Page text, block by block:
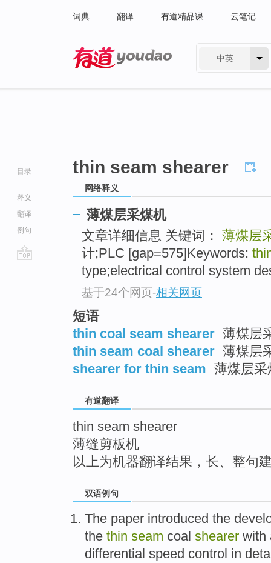
词典 翻译 有道精品课 云笔记
中英
目录
释义
翻译
例句
thin seam shearer
网络释义
薄煤层采煤机
文章详细信息 关键词： 薄煤层
计;PLC [gap=575]Keywords:
type;electrical control system
基于24个网页-相关网页
短语
thin coal seam shearer 薄煤层
thin seam coal shearer 薄煤层
shearer for thin seam 薄煤层采
有道翻译
thin seam shearer
薄缝剪板机
以上为机器翻译结果，长、整句
双语例句
The paper introduced the
the thin seam coal shearer with
differential speed control in